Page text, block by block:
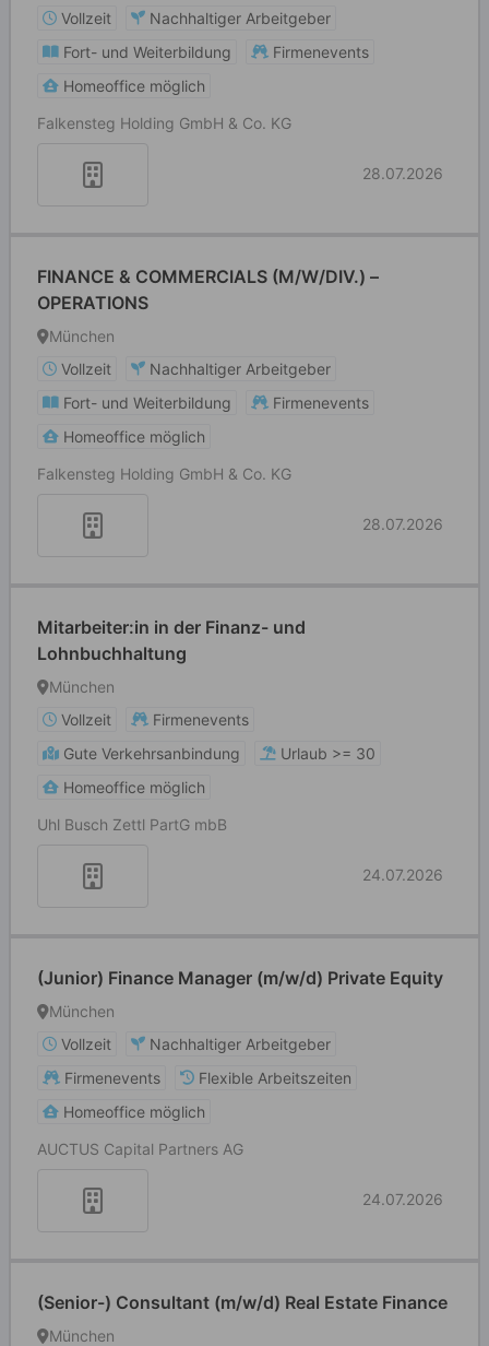
Vollzeit
Nachhaltiger Arbeitgeber
Fort- und Weiterbildung
Firmenevents
Homeoffice möglich
Falkensteg Holding GmbH & Co. KG
28.07.2026
FINANCE & COMMERCIALS (M/W/DIV.) –
OPERATIONS
München
Vollzeit
Nachhaltiger Arbeitgeber
Fort- und Weiterbildung
Firmenevents
Homeoffice möglich
Falkensteg Holding GmbH & Co. KG
28.07.2026
Mitarbeiter:in in der Finanz- und
Lohnbuchhaltung
München
Vollzeit
Firmenevents
Gute Verkehrsanbindung
Urlaub >= 30
Homeoffice möglich
Uhl Busch Zettl PartG mbB
24.07.2026
(Junior) Finance Manager (m/w/d) Private Equity
München
Vollzeit
Nachhaltiger Arbeitgeber
Firmenevents
Flexible Arbeitszeiten
Homeoffice möglich
AUCTUS Capital Partners AG
24.07.2026
(Senior-) Consultant (m/w/d) Real Estate Finance
München